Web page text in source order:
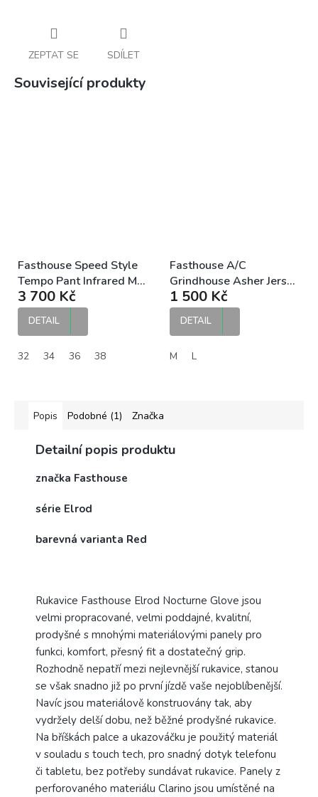
ZEPTAT SE SDÍLET
Související produkty
Fasthouse Speed Style
Tempo Pant Infrared MX
kalhoty
3 700 Kč
DETAIL
32 34 36 38
Fasthouse A/C
Grindhouse Asher Jersey
White Black MX dres
1 500 Kč
DETAIL
M L
Popis Podobné (1) Značka
Detailní popis produktu
značka Fasthouse
série Elrod
barevná varianta Red
Rukavice Fasthouse Elrod Nocturne Glove jsou
velmi propracované, velmi poddajné, kvalitní,
prodyšné s mnohými materiálovými panely pro
funkci, komfort, přesný fit a dostatečný grip.
Rozhodně nepatří mezi nejlevnější rukavice, stanou
se však snadno již po první jízdě vaše nejoblíbenější.
Navíc jsou materiálově konstruovány tak, aby
vydržely delší dobu, než běžné prodyšné rukavice.
Na bříškách palce a ukazováčku je použitý materiál
v souladu s touch tech, pro snadný dotyk telefonu
či tabletu, bez potřeby sundávat rukavice. Panely z
perforovaného materiálu Clarino jsou umístěné na